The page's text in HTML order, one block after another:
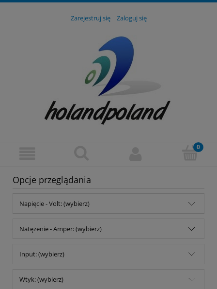
Zarejestruj się Zaloguj się
Opcje przeglądania
Napięcie - Volt: (wybierz)
Natężenie - Amper: (wybierz)
Input: (wybierz)
Wtyk: (wybierz)